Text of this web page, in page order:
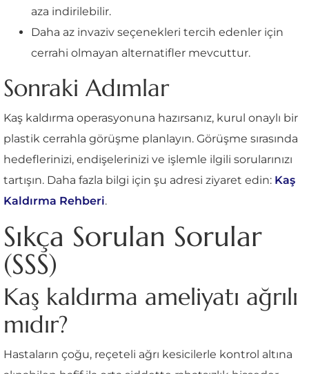
aza indirilebilir.
Daha az invaziv seçenekleri tercih edenler için
cerrahi olmayan alternatifler mevcuttur.
Sonraki Adımlar
Kaş kaldırma operasyonuna hazırsanız, kurul onaylı bir
plastik cerrahla görüşme planlayın. Görüşme sırasında
hedeflerinizi, endişelerinizi ve işlemle ilgili sorularınızı
tartışın. Daha fazla bilgi için şu adresi ziyaret edin: Kaş
Kaldırma Rehberi.
Sıkça Sorulan Sorular
(SSS)
Kaş kaldırma ameliyatı ağrılı
mıdır?
Hastaların çoğu, reçeteli ağrı kesicilerle kontrol altına